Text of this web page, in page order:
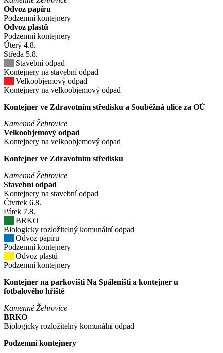
Odvoz papíru
Podzemní kontejnery
Odvoz plastů
Podzemní kontejnery
Úterý 4.8.
Středa 5.8.
Stavební odpad
Kontejnery na stavební odpad
Velkoobjemový odpad
Kontejnery na velkoobjemový odpad
Kontejner ve Zdravotním středisku a Souběžná ulice za OÚ
Kamenné Žehrovice
Velkoobjemový odpad
Kontejnery na velkoobjemový odpad
Kontejner ve Zdravotním středisku
Kamenné Žehrovice
Stavební odpad
Kontejnery na stavební odpad
Čtvrtek 6.8.
Pátek 7.8.
BRKO
Biologicky rozložitelný komunální odpad
Odvoz papíru
Podzemní kontejnery
Odvoz plastů
Podzemní kontejnery
Kontejner na parkovišti Na Spáleništi a kontejner u
fotbalového hřiště
Kamenné Žehrovice
BRKO
Biologicky rozložitelný komunální odpad
Podzemní kontejnery